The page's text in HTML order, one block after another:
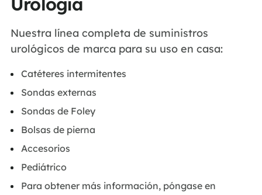
Nuestra línea completa de suministros
urológicos de marca para su uso en casa:
Catéteres intermitentes
Sondas externas
Sondas de Foley
Bolsas de pierna
Accesorios
Pediátrico
Para obtener más información, póngase en